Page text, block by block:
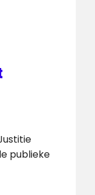
publieke